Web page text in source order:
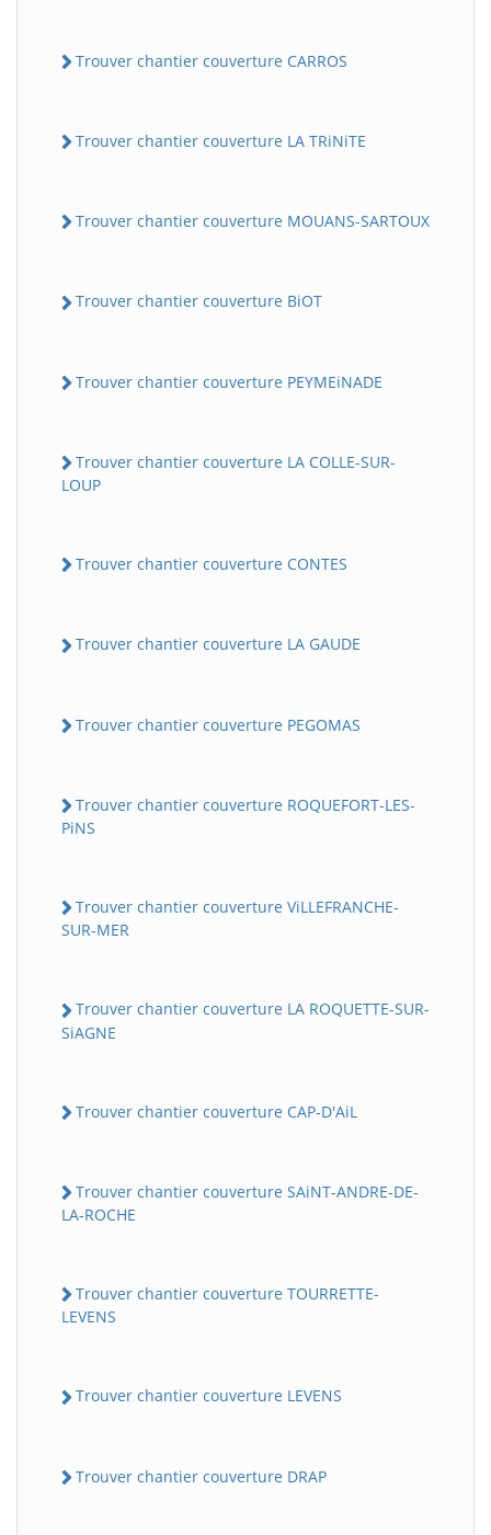
Trouver chantier couverture CARROS
Trouver chantier couverture LA TRiNiTE
Trouver chantier couverture MOUANS-SARTOUX
Trouver chantier couverture BiOT
Trouver chantier couverture PEYMEiNADE
Trouver chantier couverture LA COLLE-SUR-
LOUP
Trouver chantier couverture CONTES
Trouver chantier couverture LA GAUDE
Trouver chantier couverture PEGOMAS
Trouver chantier couverture ROQUEFORT-LES-
PiNS
Trouver chantier couverture ViLLEFRANCHE-
SUR-MER
Trouver chantier couverture LA ROQUETTE-SUR-
SiAGNE
Trouver chantier couverture CAP-D'AiL
Trouver chantier couverture SAiNT-ANDRE-DE-
LA-ROCHE
Trouver chantier couverture TOURRETTE-
LEVENS
Trouver chantier couverture LEVENS
Trouver chantier couverture DRAP